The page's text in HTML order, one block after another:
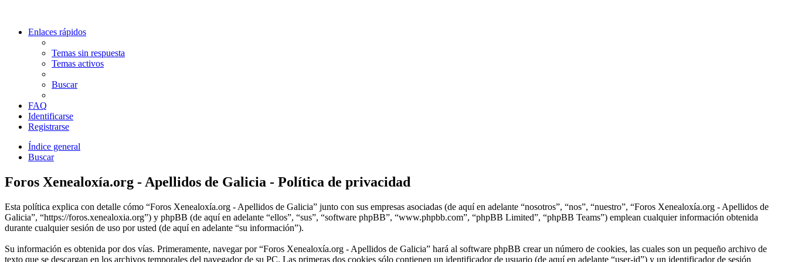
Enlaces rápidos
Temas sin respuesta
Temas activos
Buscar
FAQ
Identificarse
Registrarse
Índice general
Buscar
Foros Xenealoxía.org - Apellidos de Galicia - Política de privacidad
Esta política explica con detalle cómo “Foros Xenealoxía.org - Apellidos de Galicia” junto con sus empresas asociadas (de aquí en adelante “nosotros”, “nos”, “nuestro”, “Foros Xenealoxía.org - Apellidos de
Galicia”, “https://foros.xenealoxia.org”) y phpBB (de aquí en adelante “ellos”, “sus”, “software phpBB”, “www.phpbb.com”, “phpBB Limited”, “phpBB Teams”) emplean cualquier información obtenida
durante cualquier sesión de uso por usted (de aquí en adelante “su información”).
Su información es obtenida por dos vías. Primeramente, navegar por “Foros Xenealoxía.org - Apellidos de Galicia” hará al software phpBB crear un número de cookies, las cuales son un pequeño archivo de
texto que se descargan en los archivos temporales del navegador de su PC. Las primeras dos cookies sólo contienen un identificador de usuario (de aquí en adelante “user-id”) y un identificador de sesión